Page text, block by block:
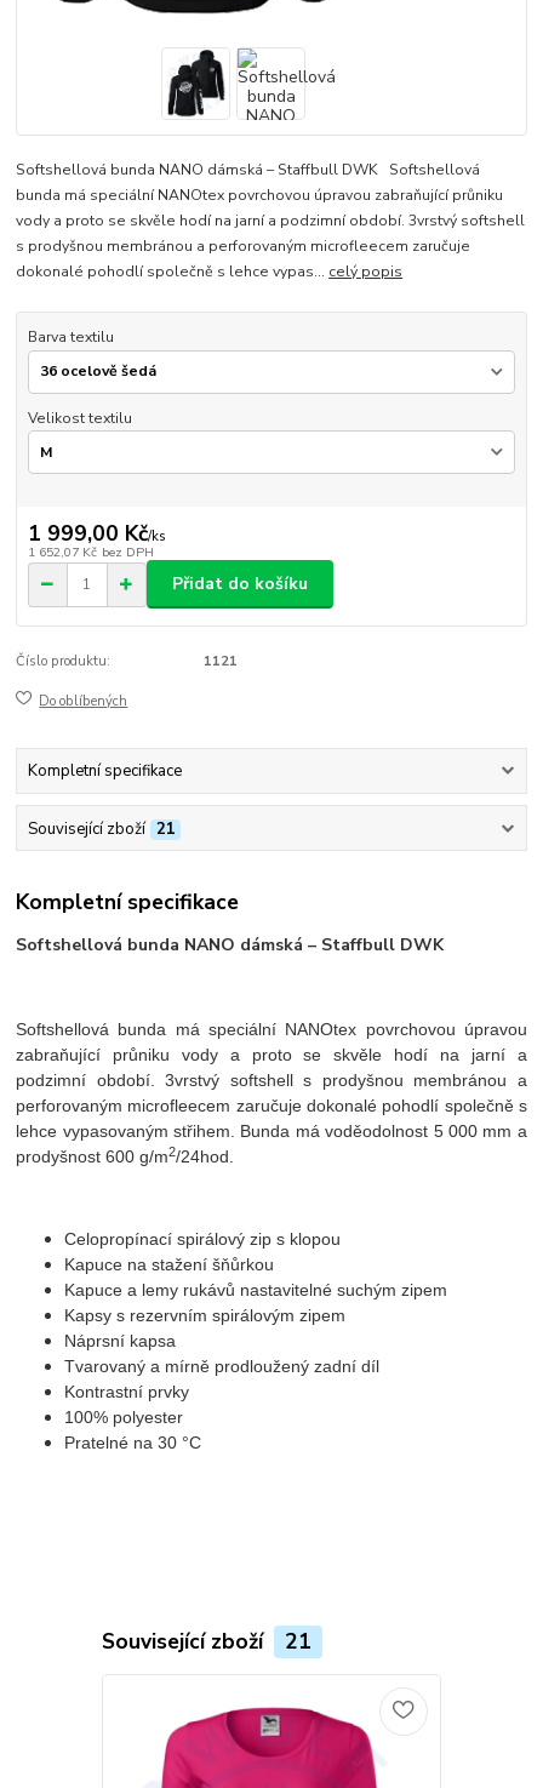
Softshellová bunda NANO dámská – Staffbull DWK Softshellová
bunda má speciální NANOtex povrchovou úpravou zabraňující průniku
vody a proto se skvěle hodí na jarní a podzimní období. 3vrstvý softshell
s prodyšnou membránou a perforovaným microfleecem zaručuje
dokonalé pohodlí společně s lehce vypas... celý popis
Barva textilu
Velikost textilu
1 999,00 Kč/ks
1 652,07 Kč bez DPH
Přidat do košíku
Číslo produktu: 1121
Do oblíbených
Kompletní specifikace
Související zboží 21
Kompletní specifikace
Softshellová bunda NANO dámská – Staffbull DWK
Softshellová bunda má speciální NANOtex povrchovou úpravou
zabraňující průniku vody a proto se skvěle hodí na jarní a
podzimní období. 3vrstvý softshell s prodyšnou membránou a
perforovaným microfleecem zaručuje dokonalé pohodlí společně s
lehce vypasovaným střihem. Bunda má voděodolnost 5 000 mm a
prodyšnost 600 g/m2/24hod.
Celopropínací spirálový zip s klopou
Kapuce na stažení šňůrkou
Kapuce a lemy rukávů nastavitelné suchým zipem
Kapsy s rezervním spirálovým zipem
Náprsní kapsa
Tvarovaný a mírně prodloužený zadní díl
Kontrastní prvky
100% polyester
Pratelné na 30 °C
Související zboží 21